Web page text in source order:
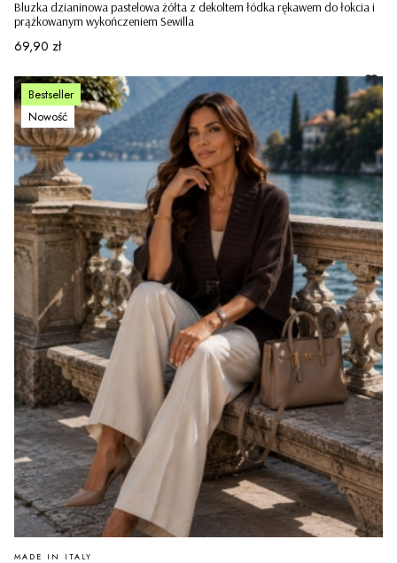
Bluzka dzianinowa pastelowa żółta z dekoltem łódka rękawem do łokcia i
prążkowanym wykończeniem Sewilla
Cena
69,90 zł
Bestseller
Nowość
PRODUCENT
MADE IN ITALY